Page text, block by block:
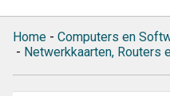
Home - Computers en
- Netwerkkaarten, Routers